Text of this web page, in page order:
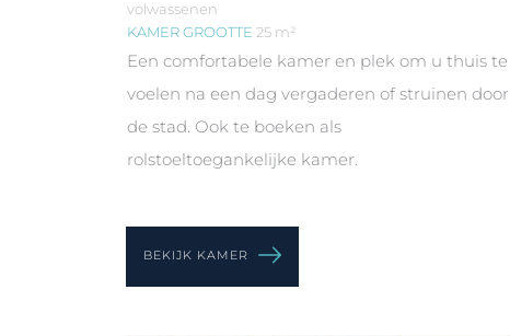
volwassenen
KAMER GROOTTE 25 m²
Een comfortabele kamer en plek om u thuis te
voelen na een dag vergaderen of struinen door
de stad. Ook te boeken als
rolstoeltoegankelijke kamer.
BEKIJK KAMER